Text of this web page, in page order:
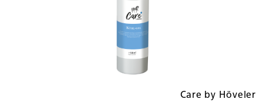
Care by Höveler